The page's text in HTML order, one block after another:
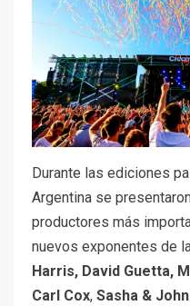
Durante las ediciones
Argentina se
productores más
nuevos exponentes de
Harris, David Guetta,
Carl Cox, Sasha &